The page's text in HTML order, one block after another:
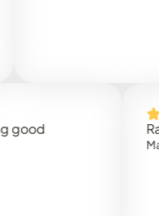
Rapidez